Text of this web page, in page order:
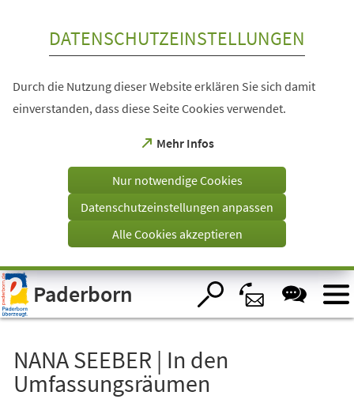
Visuelle
Assistenzsoftware
öffnen.
DATENSCHUTZEINSTELLUNGEN
Durch die Nutzung dieser Website erklären Sie sich damit
einverstanden, dass diese Seite Cookies verwendet.
Mehr Infos
(Öffnet
einem
Tab)
Nur notwendige Cookies
Datenschutzeinstellungen anpassen
Alle Cookies akzeptieren
Paderborn
NANA SEEBER | In den
Umfassungsräumen